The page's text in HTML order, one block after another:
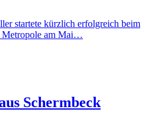
startete kürzlich erfolgreich beim
Metropole am Mai…
Schermbeck